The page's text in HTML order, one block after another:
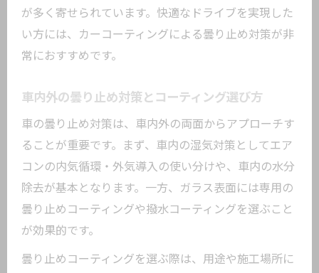
用法
季節の曇り対策に効くカーコーティング
の選定術
の視界
曇り止めコーティングの効果的なメンテ
ナンス法
寒暖差に負けないカーコーティングの実
践ポイント
カーコーティングで根本から曇りを防ぐ
が多く寄せられています。快適なドライブを実現した
い方には、カーコーティングによる曇り止め対策が非
常におすすめです。
車内外の曇り止め対策とコーティング選び方
車の曇り止め対策は、車内外の両面からアプローチす
ることが重要です。まず、車内の湿気対策としてエア
コンの内気循環・外気導入の使い分けや、車内の水分
除去が基本となります。一方、ガラス表面には専用の
曇り止めコーティングや撥水コーティングを選ぶこと
が効果的です。
曇り止めコーティングを選ぶ際は、用途や施工場所に